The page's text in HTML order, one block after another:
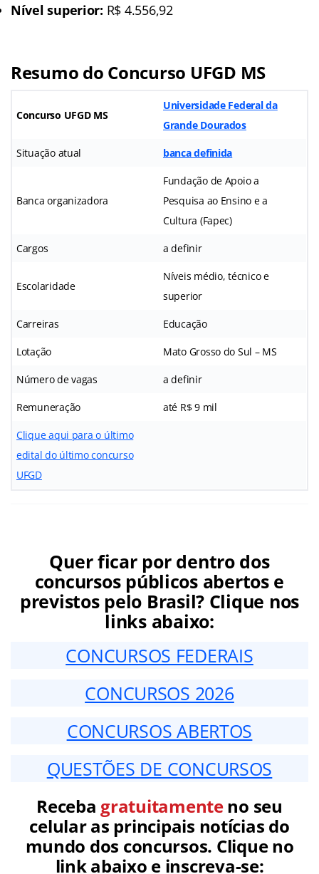
Nível superior: R$ 4.556,92
Resumo do Concurso UFGD MS
Concurso UFGD MS
Universidade Federal da
Grande Dourados
Situação atual banca definida
Banca organizadora
Fundação de Apoio a
Pesquisa ao Ensino e a
Cultura (Fapec)
Cargos a definir
Escolaridade
Níveis médio, técnico e
superior
Carreiras Educação
Lotação Mato Grosso do Sul – MS
Número de vagas a definir
Remuneração até R$ 9 mil
Clique aqui para o último
edital do último concurso
UFGD
Quer ficar por dentro dos
concursos públicos abertos e
previstos pelo Brasil? Clique nos
links abaixo:
CONCURSOS FEDERAIS
CONCURSOS 2026
CONCURSOS ABERTOS
QUESTÕES DE CONCURSOS
Receba gratuitamenteno seu
celular as principais notícias do
mundo dos concursos. Clique no
link abaixo e inscreva-se: